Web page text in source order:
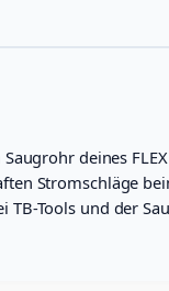
deines
Stromschläge
TB-Tools und der